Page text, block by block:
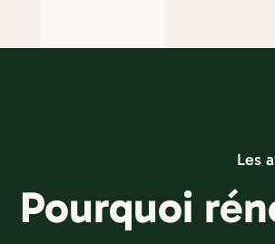
Les
Pourquoi